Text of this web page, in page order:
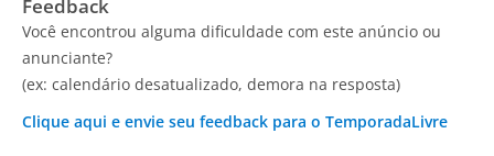
Feedback
Você encontrou alguma dificuldade com este anúncio ou
anunciante?
(ex: calendário desatualizado, demora na resposta)
Clique aqui e envie seu feedback para o TemporadaLivre